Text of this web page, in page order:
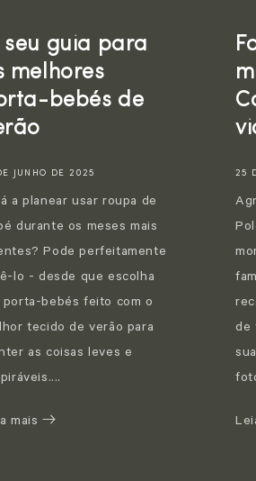
seu guia para
melhores
bebés de
JUNHO DE 2025
a planear usar roupa de
durante os meses mais
Pode perfeitamente
lo - desde que escolha
porta-bebés feito com o
tecido de verão para
as coisas leves e
mais
25
de